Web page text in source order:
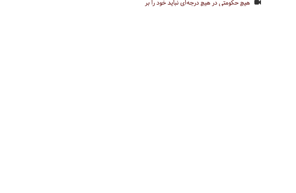
هیچ حکومتی در هیچ درجه‌ای نباید خود را بر